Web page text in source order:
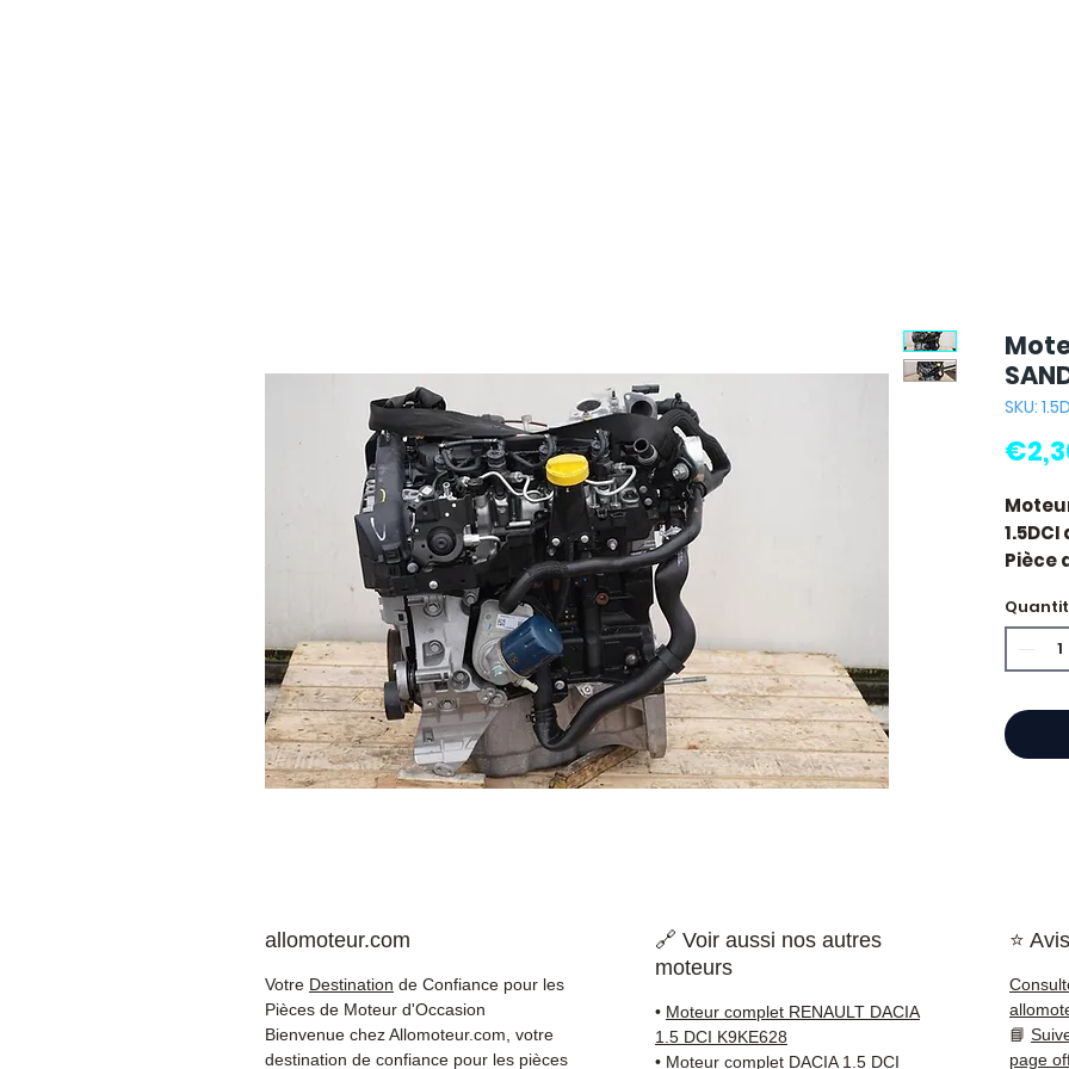
SKU:
1.5DCI
Pièce
allomoteur.com
Votre Destination de Confiance pour les
Pièces de Moteur d'Occasion
Bienvenue chez Allomoteur.com, votre
destination de confiance pour les pièces
🔗 Voir aussi nos autres
moteurs
• Moteur complet RENAULT DACIA
1.5 DCI K9KE628
• Moteur complet DACIA 1.5 DCI
⭐
📘
page